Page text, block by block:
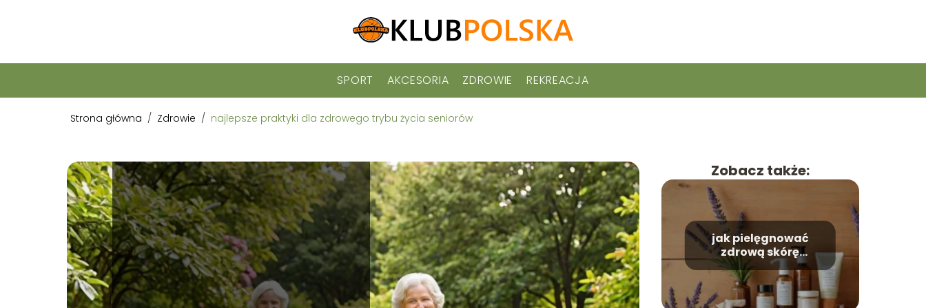
SPORT AKCESORIA ZDROWIE REKREACJA
Strona główna / Zdrowie / najlepsze praktyki dla zdrowego trybu życia seniorów
Zobacz także:
jak pielęgnować
zdrową skórę
codziennie